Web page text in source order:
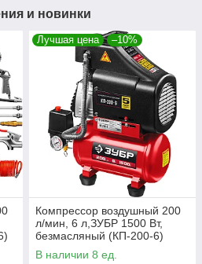
и новинки
Лучшая цена –10%
Компрессор воздушный 200
л/мин, 6 л,ЗУБР 1500 Вт,
безмасляный (КП-200-6)
В наличии 8 ед.